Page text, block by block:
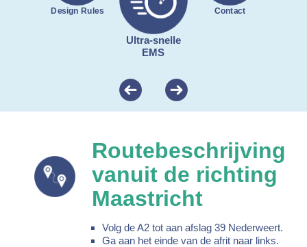
Ultra-snelle
EMS
Design Rules Contact
Routebeschrijving
vanuit de richting
Maastricht
Volg de A2 tot aan afslag 39 Nederweert.
Ga aan het einde van de afrit naar links.